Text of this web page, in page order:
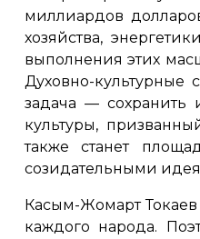
миллиардов
хозяйства,
выполнения этих
Духовно-
задача — сохранить
культуры,
также станет
созидательными
Касым-Жомарт Токаев
каждого народа.